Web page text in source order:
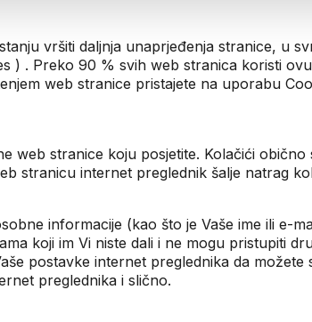
vršiti daljnja unaprjeđenja stranice, u
) . Preko 90 % svih web stranica koristi
web stranice pristajete na uporabu
web stranice koju posjetite. Kolačići
stranicu internet preglednik šalje natrag
informacije (kao što je Vaše ime ili e-
koji im Vi niste dali i ne mogu pristupiti
postavke internet preglednika da
preglednika i slično.